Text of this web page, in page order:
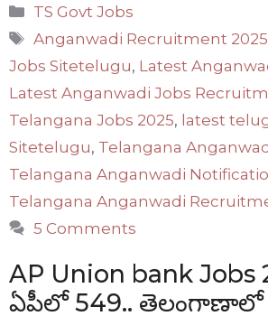
Categories
TS Govt Jobs
Tags
Anganwadi Recruitment 2025
Jobs Sitetelugu, Latest
Latest Anganwadi Jobs
Telangana Jobs 2025, latest
Sitetelugu, Telangana
Telangana Anganwadi
Telangana Anganwadi
5 Comments
AP Union bank Jobs
ఏపీలో 549.. తెలంగాణాలో